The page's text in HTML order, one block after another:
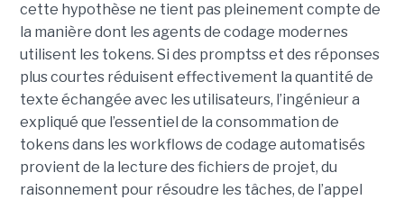
cette hypothèse ne tient pas pleinement compte de
la manière dont les agents de codage modernes
utilisent les tokens. Si des promptss et des réponses
plus courtes réduisent effectivement la quantité de
texte échangée avec les utilisateurs, l’ingénieur a
expliqué que l’essentiel de la consommation de
tokens dans les workflows de codage automatisés
provient de la lecture des fichiers de projet, du
raisonnement pour résoudre les tâches, de l’appel